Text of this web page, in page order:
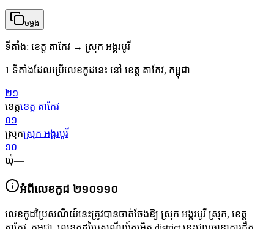
ចម្លង
ទីតាំង: ខេត្ត តាកែវ → ស្រុក អង្គរបូរី
1 ទីតាំងដែលប្រើលេខកូដនេះ នៅ ខេត្ត តាកែវ, កម្ពុជា
២១
ខេត្តខេត្ត តាកែវ
០១
ស្រុកស្រុក អង្គរបូរី
១០
ឃុំ—
អំពីលេខកូដ ២១០១១០
លេខកូដប្រៃសណីយ៍នេះត្រូវបានចាត់ចែងឱ្យ ស្រុក អង្គរបូរី ស្រុក, ខេត្ត